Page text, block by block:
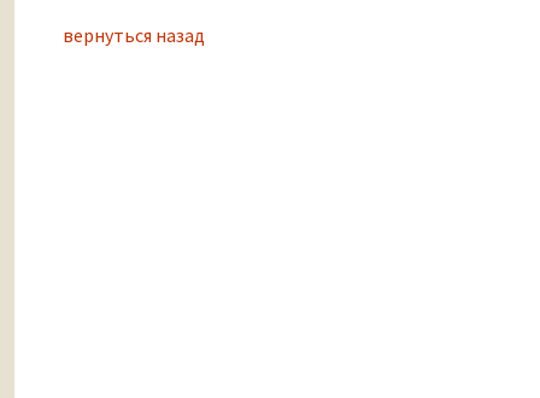
вернуться назад